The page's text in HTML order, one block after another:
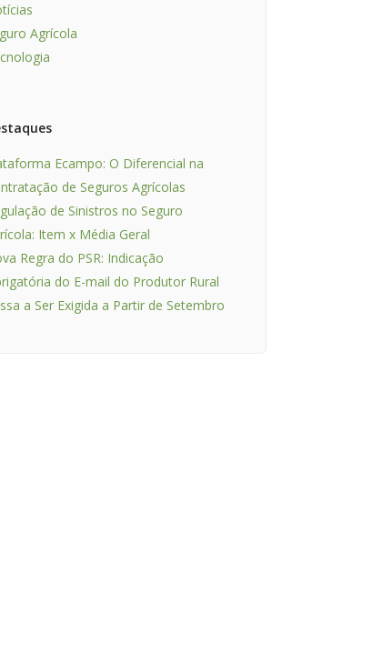
Agrícola
Ecampo: O Diferencial na
de Seguros Agrícolas
de Sinistros no Seguro
Item x Média Geral
Regra do PSR: Indicação
do E-mail do Produtor Rural
a Ser Exigida a Partir de Setembro